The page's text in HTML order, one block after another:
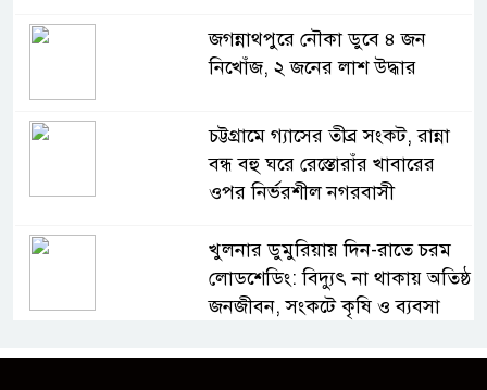
জগন্নাথপুরে নৌকা ডুবে ৪ জন
নিখোঁজ, ২ জনের লাশ উদ্ধার
চট্টগ্রামে গ্যাসের তীব্র সংকট, রান্না
বন্ধ বহু ঘরে রেস্তোরাঁর খাবারের
ওপর নির্ভরশীল নগরবাসী
খুলনার ডুমুরিয়ায় দিন-রাতে চরম
লোডশেডিং: বিদ্যুৎ না থাকায় অতিষ্ঠ
জনজীবন, সংকটে কৃষি ও ব্যবসা
অস্ত্র উদ্ধারে ডেভিড ইমনসহ ৫